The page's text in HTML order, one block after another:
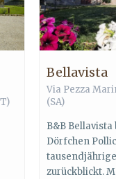
Bellavista
Via Pezza
(SA)
B&B
Dörfchen
zurückblickt.